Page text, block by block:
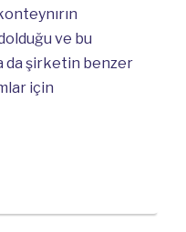
ve bu
da şirketin benzer
için